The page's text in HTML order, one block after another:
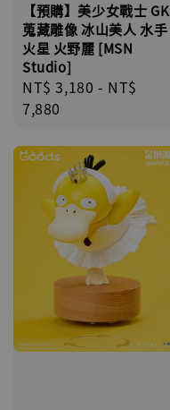
【預購】美少女戰士 GK
蒐藏雕像 冰山美人 水手
火星 火野麗 [MSN
Studio]
Regular
price
NT$ 3,180 - NT$
7,880